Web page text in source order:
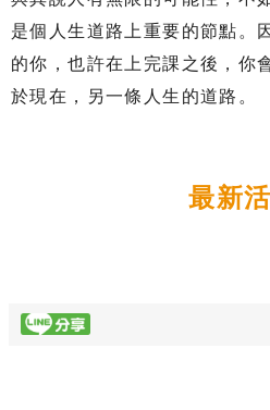
是個人生道路上重要的節點。
的你，也許在上完課之後，你
於現在，另一條人生的道路。
最新